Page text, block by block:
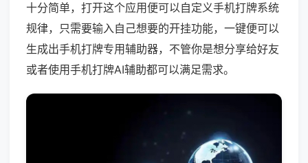
十分简单，打开这个应用便可以自定义手机打牌系统
规律，只需要输入自己想要的开挂功能，一键便可以
生成出手机打牌专用辅助器，不管你是想分享给好友
或者使用手机打牌AI辅助都可以满足需求。